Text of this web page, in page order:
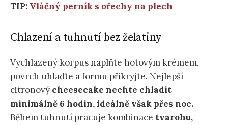
TIP: Vláčný perník s ořechy na plech
Chlazení a tuhnutí bez želatiny
Vychlazený korpus naplňte hotovým krémem,
povrch uhlaďte a formu přikryjte. Nejlepší
citronový cheesecake nechte chladit
minimálně 6 hodin, ideálně však přes noc.
Během tuhnutí pracuje kombinace tvarohu,